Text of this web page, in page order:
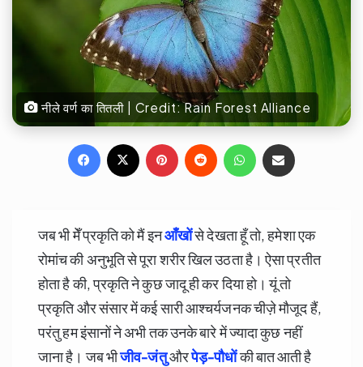
नीले वर्ण का तितली | Credit: Rain Forest Alliance
Facebook Pinterest
Reddit WhatsApp
जब भी मेँ प्रकृति को मैं इनआँखोंसे देखता हूँ तो, हमेशा एक
रोमांच की अनुभूति से पूरा शरीर खिल उठता है। ऐसा प्रतीत
होता है की, प्रकृति ने कुछ जादू ही कर दिया हो। यूं तो
प्रकृति और संसार में कई सारी आश्चर्यजनक चीज़े मौजूद हैं,
परंतु हम इंसानों ने अभी तक उनके बारे में ज्यादा कुछ नहीं
जाना है। जब भीजीव-जंतुऔरपेड़-पौधोंकी बात आती है